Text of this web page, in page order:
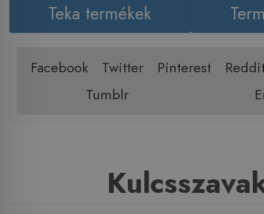
Teka termékek
Facebook Twitter Pinterest
Tumblr